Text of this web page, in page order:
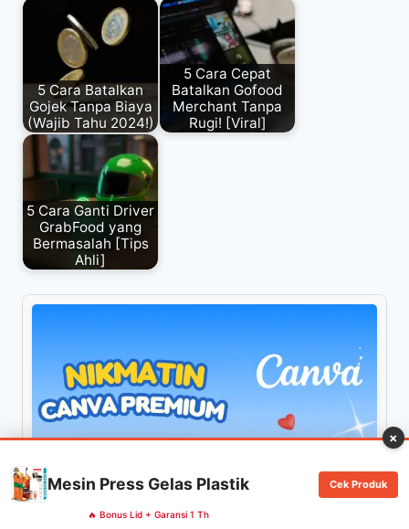
5 Cara Batalkan
Gojek Tanpa Biaya
(Wajib Tahu 2024!)
5 Cara Cepat
Batalkan Gofood
Merchant Tanpa
Rugi! [Viral]
5 Cara Ganti Driver
GrabFood yang
Bermasalah [Tips
Ahli]
×
Mesin Press Gelas Plastik
🔥 Bonus Lid + Garansi 1 Th
Cek Produk